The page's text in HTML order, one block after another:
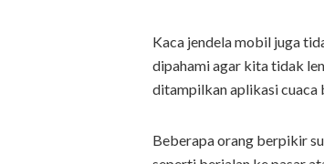
Kaca jendela mobil juga
dipahami agar kita tidak
ditampilkan aplikasi cuaca
Beberapa orang berpikir